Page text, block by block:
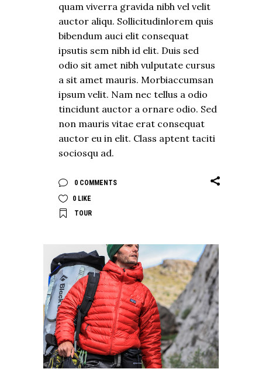
quam viverra gravida nibh vel velit
auctor aliqu. Sollicitudinlorem quis
bibendum auci elit consequat
ipsutis sem nibh id elit. Duis sed
odio sit amet nibh vulputate cursus
a sit amet mauris. Morbiaccumsan
ipsum velit. Nam nec tellus a odio
tincidunt auctor a ornare odio. Sed
non mauris vitae erat consequat
auctor eu in elit. Class aptent taciti
sociosqu ad.
0 COMMENTS
0 LIKE
TOUR